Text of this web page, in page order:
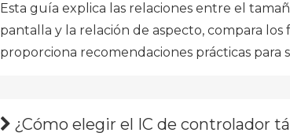
Esta guía explica las relaciones entre el
pantalla y la relación de aspecto, compara
proporciona recomendaciones prácticas para
¿Cómo elegir el IC de controlador